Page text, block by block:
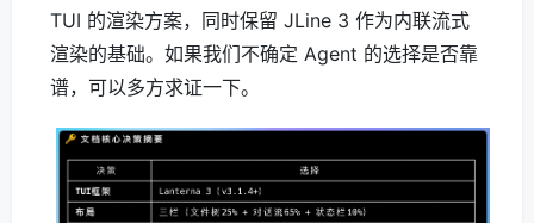
TUI 的渲染方案，同时保留 JLine 3 作为内联流式
渲染的基础。如果我们不确定 Agent 的选择是否靠
谱，可以多方求证一下。